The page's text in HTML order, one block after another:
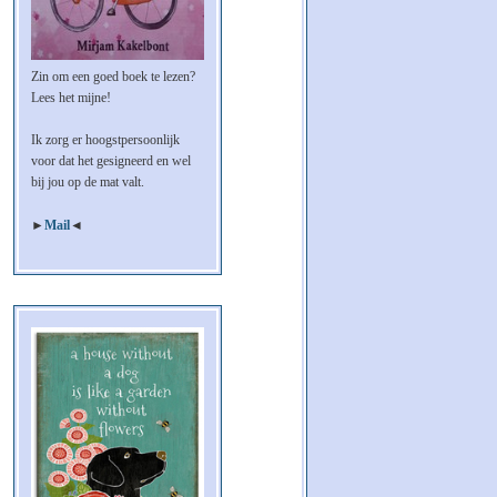
Zin om een goed boek te lezen?
Lees het mijne!
Ik zorg er hoogstpersoonlijk
voor dat het gesigneerd en wel
bij jou op de mat valt.
►Mail◄